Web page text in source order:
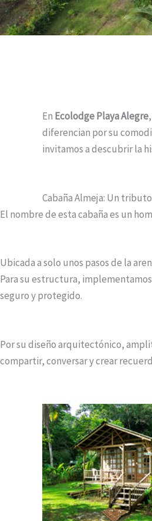
En Ecolodge Playa Alegre
diferencian por su
invitamos a descubrir la
Cabaña Almeja: Un
El nombre de esta cabaña es un
Ubicada a solo unos pasos de la
Para su estructura, implementamos
seguro y protegido.
Por su diseño arquitectónico,
compartir, conversar y crear
Cabaña